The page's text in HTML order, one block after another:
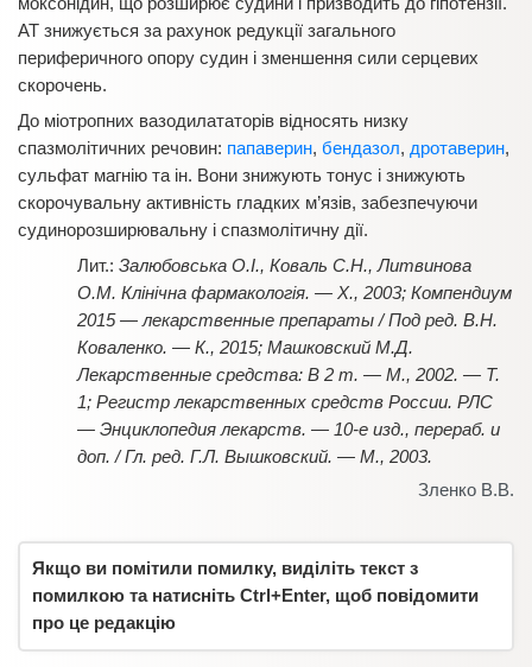
АТ знижується за рахунок редукції загального
периферичного опору судин і зменшення сили серцевих
скорочень.
До міотропних вазодилататорів відносять низку
спазмолітичних речовин: папаверин, бендазол, дротаверин,
сульфат магнію та ін. Вони знижують тонус і знижують
скорочувальну активність гладких м’язів, забезпечуючи
судинорозширювальну і спазмолітичну дії.
Залюбовська О.I., Коваль С.Н., Литвинова
О.М. Клiнiчна фармакологiя. — Х., 2003; Компендиум
2015 — лекарственные препараты / Под ред. В.Н.
Коваленко. — К., 2015; Машковский М.Д.
Лекарственные средства: В 2 т. — М., 2002. — Т.
1; Регистр лекарственных средств России. РЛС
— Энциклопедия лекарств. — 10-е изд., перераб. и
доп. / Гл. ред. Г.Л. Вышковский. — М., 2003.
Зленко В.В.
Якщо ви помітили помилку, виділіть текст з
помилкою та натисніть Ctrl+Enter, щоб повідомити
про це редакцію